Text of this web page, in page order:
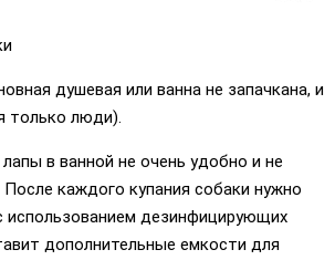
душевая или ванна не запачкана, и
только люди).
в ванной не очень удобно и не
После каждого купания собаки нужно
использованием дезинфицирующих
дополнительные емкости для